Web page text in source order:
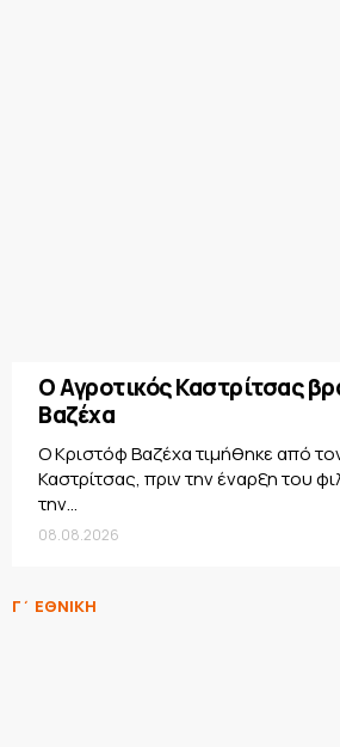
Ο Αγροτικός Καστρίτσας
Βαζέχα
Ο Κριστόφ Βαζέχα τιμήθηκε από
Καστρίτσας, πριν την έναρξη του
την...
08.08.2026
Γ΄ ΕΘΝΙΚΗ